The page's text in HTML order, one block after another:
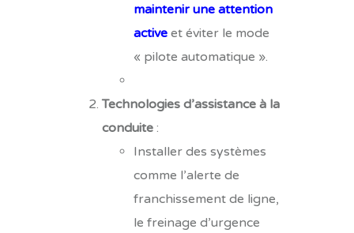
maintenir une attention
active et éviter le mode
« pilote automatique ».
Technologies d’assistance à la
conduite :
Installer des systèmes
comme l’alerte de
franchissement de ligne,
le freinage d’urgence